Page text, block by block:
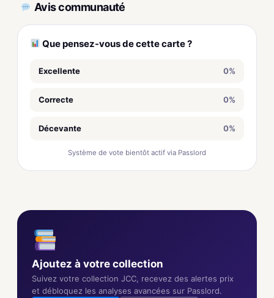
Avis communauté
Que pensez-vous de cette carte ?
Excellente 0%
Correcte 0%
Décevante 0%
Système de vote bientôt actif via Passlord
Ajoutez à votre collection
Suivez votre collection JCC, recevez des alertes prix
et débloquez les analyses avancées sur Passlord.